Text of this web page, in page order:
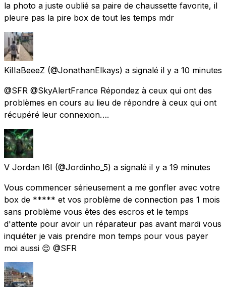
la photo a juste oublié sa paire de chaussette favorite, il
pleure pas la pire box de tout les temps mdr
KiIIaBeeeZ (@JonathanElkays) a signalé il y a 10 minutes
@SFR @SkyAlertFrance Répondez à ceux qui ont des
problèmes en cours au lieu de répondre à ceux qui ont
récupéré leur connexion….
V Jordan I6I (@Jordinho_5) a signalé il y a 19 minutes
Vous commencer sérieusement a me gonfler avec votre
box de ***** et vos problème de connection pas 1 mois
sans problème vous êtes des escros et le temps
d'attente pour avoir un réparateur pas avant mardi vous
inquiéter je vais prendre mon temps pour vous payer
moi aussi 😌 @SFR